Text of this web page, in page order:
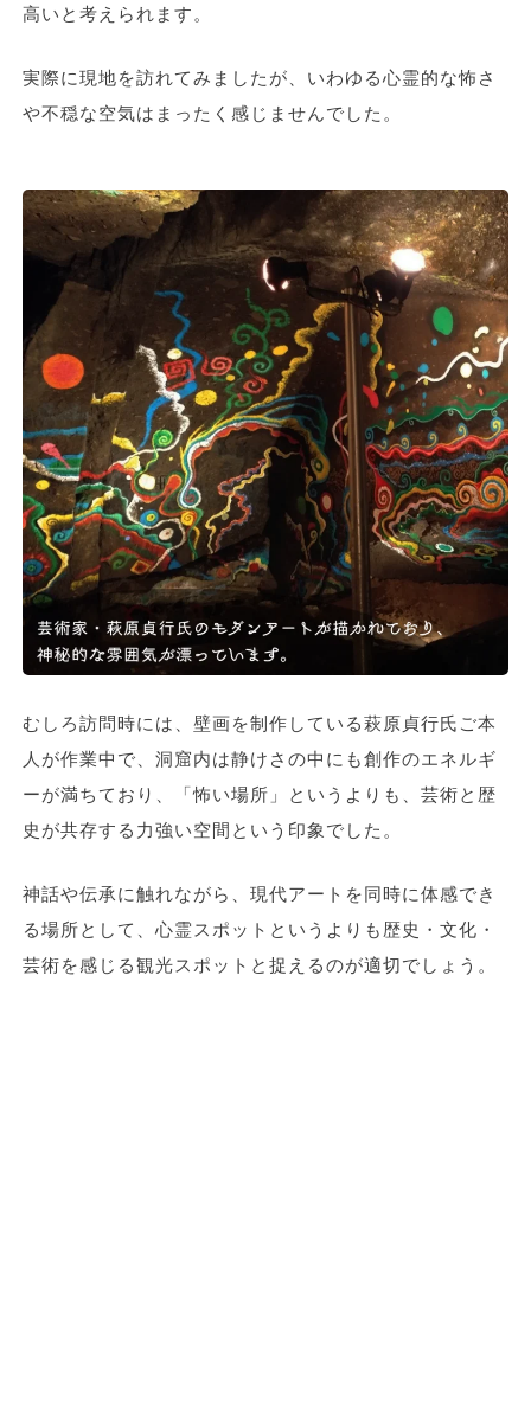
高いと考えられます。
実際に現地を訪れてみましたが、いわゆる心霊的な怖さ
や不穏な空気はまったく感じませんでした。
むしろ訪問時には、壁画を制作している萩原貞行氏ご本
人が作業中で、洞窟内は静けさの中にも創作のエネルギ
ーが満ちており、「怖い場所」というよりも、芸術と歴
史が共存する力強い空間という印象でした。
神話や伝承に触れながら、現代アートを同時に体感でき
る場所として、心霊スポットというよりも歴史・文化・
芸術を感じる観光スポットと捉えるのが適切でしょう。